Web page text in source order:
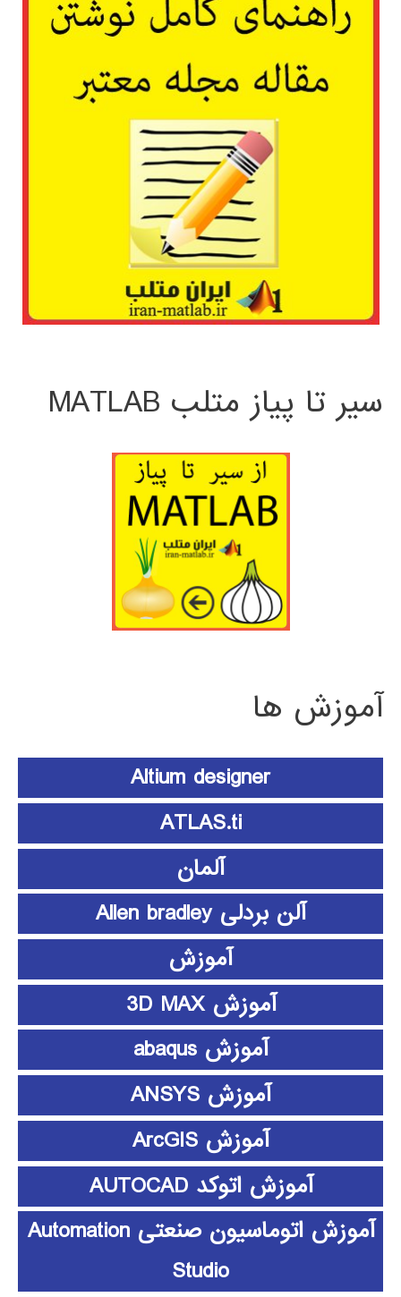
سیر تا پیاز متلب MATLAB
آموزش ها
Altium designer
ATLAS.ti
آلمان
آلن بردلی Allen bradley
آموزش
آموزش 3D MAX
آموزش abaqus
آموزش ANSYS
آموزش ArcGIS
آموزش اتوکد AUTOCAD
آموزش اتوماسیون صنعتی Automation
Studio